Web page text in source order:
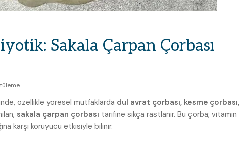
Sakala Çarpan Çorbası
özellikle yöresel mutfaklarda dul avrat çorbası, kesme çorbası,
sakala çarpan çorbası tarifine sıkça rastlanır. Bu çorba; vitamin
karşı koruyucu etkisiyle bilinir.